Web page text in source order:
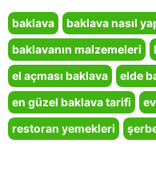
baklava baklava nasıl
baklavanın malzemeleri
el açması baklava
elde
en güzel baklava tarifi
restoran yemekleri